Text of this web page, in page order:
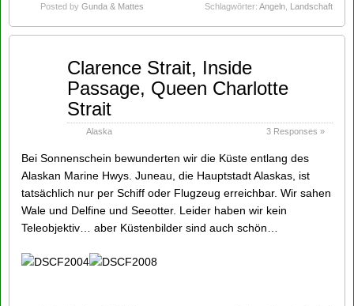
Posted by Gunda & Mattes Schlagwörter: Angeln Landschaft
Clarence Strait, Inside
Passage, Queen Charlotte
Strait
Alaska 3 Responses »
Bei Sonnenschein bewunderten wir die Küste entlang des
Alaskan Marine Hwys. Juneau, die Hauptstadt Alaskas, ist
tatsächlich nur per Schiff oder Flugzeug erreichbar. Wir sahen
Wale und Delfine und Seeotter. Leider haben wir kein
Teleobjektiv… aber Küstenbilder sind auch schön…